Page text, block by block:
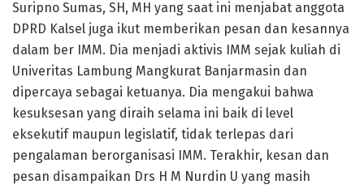
Suripno Sumas, SH, MH yang saat ini menjabat anggota
DPRD Kalsel juga ikut memberikan pesan dan kesannya
dalam ber IMM. Dia menjadi aktivis IMM sejak kuliah di
Univeritas Lambung Mangkurat Banjarmasin dan
dipercaya sebagai ketuanya. Dia mengakui bahwa
kesuksesan yang diraih selama ini baik di level
eksekutif maupun legislatif, tidak terlepas dari
pengalaman berorganisasi IMM. Terakhir, kesan dan
pesan disampaikan Drs H M Nurdin U yang masih